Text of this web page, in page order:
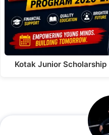
Kotak Junior Scholarship